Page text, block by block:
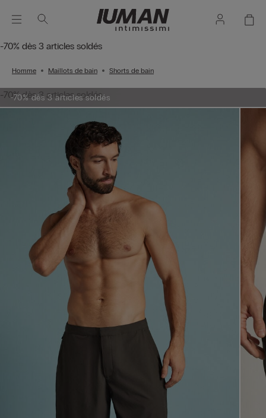
-70% dès 3 articles soldés
Homme Maillots de bain Shorts de bain
-70% dès 3 articles soldés
-70% dès 3 articles soldés